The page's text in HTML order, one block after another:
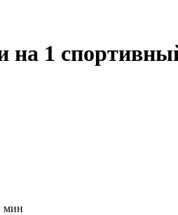
на 1
мин